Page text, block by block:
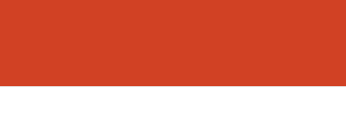
specializzazione
medica